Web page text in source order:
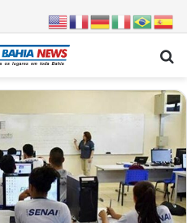
Governo da Bahia entrega 1ª etapa da requalificação do Parque Metropolitano de Pituaçu